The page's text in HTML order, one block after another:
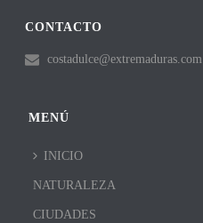
CONTACTO
costadulce@extremaduras.com
MENÚ
INICIO
NATURALEZA
CIUDADES